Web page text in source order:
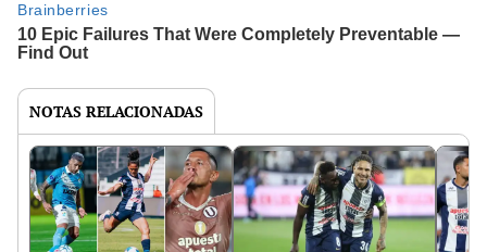
NOTAS RELACIONADAS